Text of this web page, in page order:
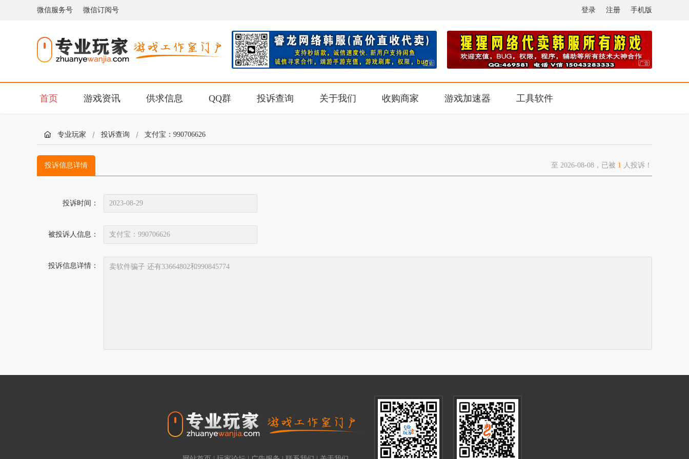
微信服务号 微信订阅号 登录 注册 手机版
首页 游戏资讯 供求信息 QQ群 投诉查询 关于我们 收购商家 游戏加速器 工具软件
专业玩家 投诉查询 支付宝：990706626
投诉信息详情 至 2026-08-08，已被 1 人投诉！
投诉时间：
被投诉人信息：
投诉信息详情：